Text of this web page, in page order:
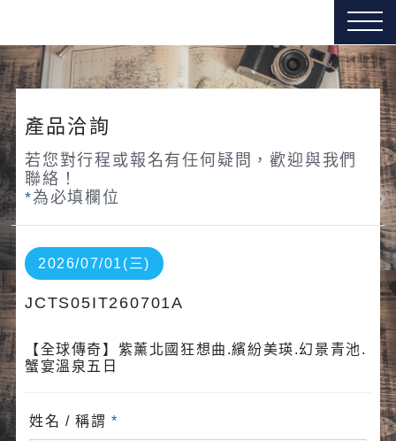
產品洽詢
若您對行程或報名有任何疑問，歡迎與我們
聯絡！
*為必填欄位
2026/07/01(三)
JCTS05IT260701A
【全球傳奇】紫薰北國狂想曲.繽紛美瑛.幻景青池.
蟹宴溫泉五日
姓名 / 稱謂 *